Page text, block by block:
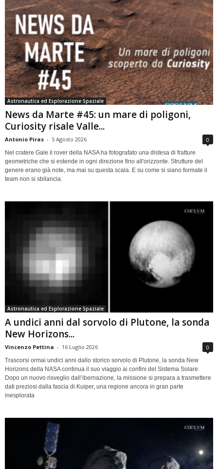
Astronautica ed Esplorazione Spaziale
News da Marte #45: un mare di poligoni,
Curiosity risale Valle...
Antonio Piras - 5 Agosto 2026 0
Nel cratere Gale il rover della NASA ha fotografato una distesa di fratture
geometriche che si estende in ogni direzione fino all'orizzonte. Strutture del
genere erano già note, ma mai su questa scala. E su come si siano formate il
team non si sbilancia.
Astronautica ed Esplorazione Spaziale
A undici anni dal sorvolo di Plutone, la sonda
New Horizons...
Vincenzo Pettina - 16 Luglio 2026 0
Trascorsi ormai undici anni dallo storico sorvolo di Plutone, la sonda New
Horizons della NASA continua il suo viaggio ai confini del Sistema Solare.
Dopo un nuovo risveglio dall’ibernazione, la missione si prepara a trasmettere
dati preziosi dalla fascia di Kuiper, una regione ancora in gran parte
inesplorata